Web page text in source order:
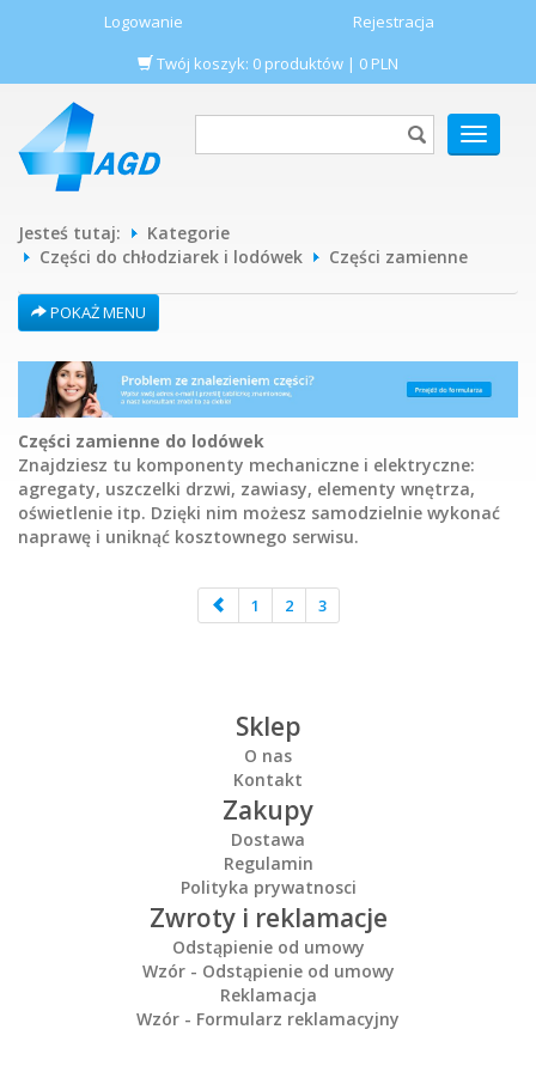
Logowanie
Rejestracja
Twój koszyk: 0 produktów | 0 PLN
POKAŻ
MENU
Jesteś tutaj:
Kategorie
Części do chłodziarek i lodówek
Części zamienne
POKAŻ MENU
Części zamienne do lodówek
Znajdziesz tu komponenty mechaniczne i elektryczne:
agregaty, uszczelki drzwi, zawiasy, elementy wnętrza,
oświetlenie itp. Dzięki nim możesz samodzielnie wykonać
naprawę i uniknąć kosztownego serwisu.
1 2 3
Sklep
O nas
Kontakt
Zakupy
Dostawa
Regulamin
Polityka prywatnosci
Zwroty i reklamacje
Odstąpienie od umowy
Wzór - Odstąpienie od umowy
Reklamacja
Wzór - Formularz reklamacyjny